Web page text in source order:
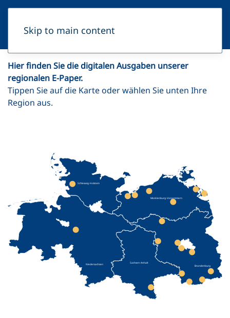
Skip to main content
Hier finden Sie die digitalen Ausgaben unserer
regionalen E-Paper.
Tippen Sie auf die Karte oder wählen Sie unten Ihre
Region aus.
Schleswig-Holstein
Sachsen-Anhalt
Mecklenburg-Vorpommern
Brandenburg
Niedersachsen